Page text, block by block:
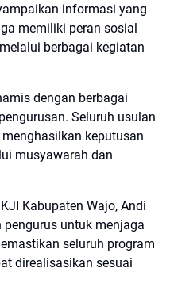
informasi yang
memiliki peran sosial
berbagai kegiatan
dengan berbagai
Seluruh usulan
keputusan
musyawarah dan
Kabupaten Wajo, Andi
pengurus untuk menjaga
seluruh program
direalisasikan sesuai